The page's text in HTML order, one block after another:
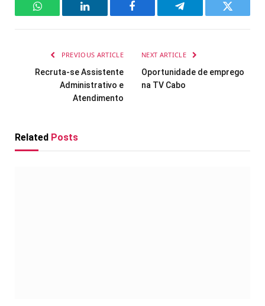
WhatsAppLinkedIn Facebook Telegram Twitter
PREVIOUS ARTICLE
Recruta-se Assistente
Administrativo e
Atendimento
NEXT ARTICLE
Oportunidade de emprego
na TV Cabo
Related Posts